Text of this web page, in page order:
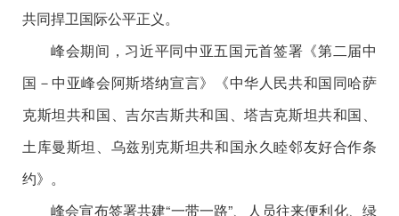
共同捍卫国际公平正义。
峰会期间，习近平同中亚五国元首签署《第二届中
国－中亚峰会阿斯塔纳宣言》《中华人民共和国同哈萨
克斯坦共和国、吉尔吉斯共和国、塔吉克斯坦共和国、
土库曼斯坦、乌兹别克斯坦共和国永久睦邻友好合作条
约》。
峰会宣布签署共建“一带一路”、人员往来便利化、绿